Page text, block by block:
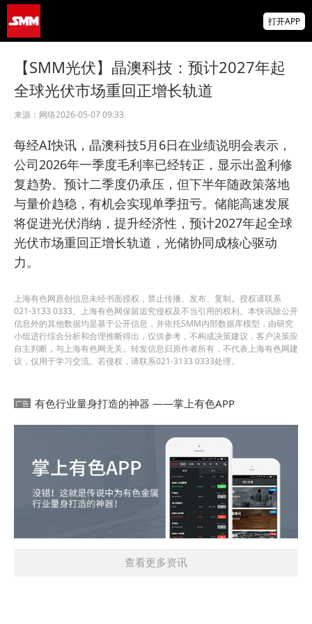
超5%、闪迪跌超8%，金价升至近两月高位
IMF披露：加纳央行去年买黄金亏损19亿美
元
打开APP
【SMM光伏】晶澳科技：预计2027年起
全球光伏市场重回正增长轨道
来源： 网络2026-05-07 09:33
每经AI快讯，晶澳科技5月6日在业绩说明会表示，
公司2026年一季度毛利率已经转正，显示出盈利修
复趋势。预计二季度仍承压，但下半年随政策落地
与量价趋稳，有机会实现单季扭亏。储能高速发展
将促进光伏消纳，提升经济性，预计2027年起全球
光伏市场重回正增长轨道，光储协同成核心驱动
力。
上海有色网原创信息未经书面授权，禁止传播、发布、复制。授权请联系
021-3133 0333。上海有色网保留追究侵权及不当引用的权利。本快讯除公开
信息外的其他数据均是基于公开信息，并依托SMM内部数据库模型，由研究
小组进行综合分析和合理推断得出，仅供参考，不构成决策建议，客户决策应
自主判断，与上海有色网无关。转发信息归原作者所有，不代表上海有色网建
议，仅用于学习交流。若侵权，请联系021-3133 0333处理。
有色行业量身打造的神器 ——掌上有色APP
查看更多资讯